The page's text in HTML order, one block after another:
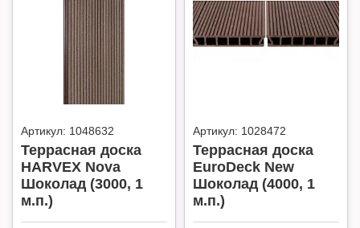
Артикул: 1048632
Террасная доска
HARVEX Nova
Шоколад (3000, 1
м.п.)
Артикул: 1028472
Террасная доска
EuroDeck New
Шоколад (4000, 1
м.п.)